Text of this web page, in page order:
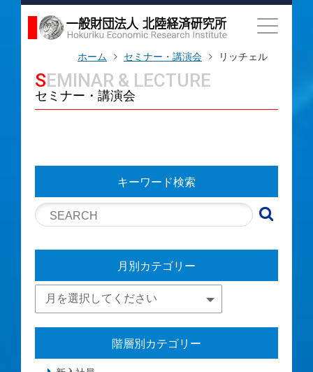
ホーム セミナー・講演会 リッチェル
SEMINAR & LECTURE
セミナー・講演会
キーワード検索
月別カテゴリー
階層別カテゴリー